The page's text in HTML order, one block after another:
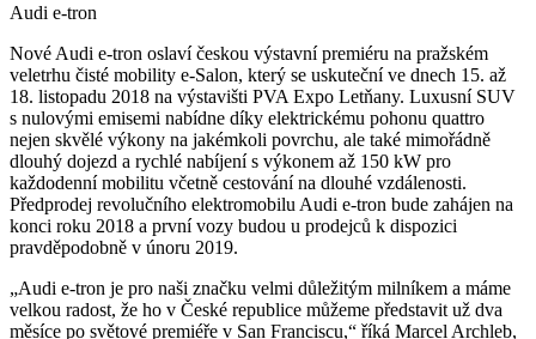
Audi e-tron
Nové Audi e-tron oslaví českou výstavní premiéru na pražském
veletrhu čisté mobility e-Salon, který se uskuteční ve dnech 15. až
18. listopadu 2018 na výstavišti PVA Expo Letňany. Luxusní SUV
s nulovými emisemi nabídne díky elektrickému pohonu quattro
nejen skvělé výkony na jakémkoli povrchu, ale také mimořádně
dlouhý dojezd a rychlé nabíjení s výkonem až 150 kW pro
každodenní mobilitu včetně cestování na dlouhé vzdálenosti.
Předprodej revolučního elektromobilu Audi e-tron bude zahájen na
konci roku 2018 a první vozy budou u prodejců k dispozici
pravděpodobně v únoru 2019.
„Audi e-tron je pro naši značku velmi důležitým milníkem a máme
velkou radost, že ho v České republice můžeme představit už dva
měsíce po světové premiéře v San Franciscu,“ říká Marcel Archleb,